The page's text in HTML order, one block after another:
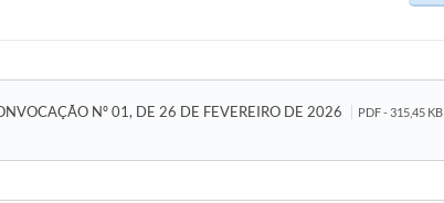
Nº 01, DE 26 DE FEVEREIRO DE 2026 PDF - 315,45 KB